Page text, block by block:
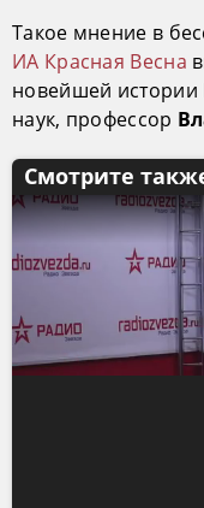
Такое мнение в
ИА Красная Весна
новейшей истории
наук, профессор
Смотрите